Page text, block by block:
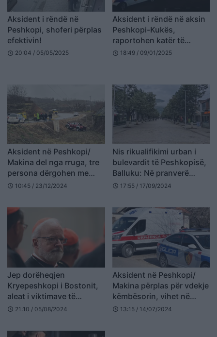
Aksident i rëndë në
Peshkopi, shoferi përplas
efektivin!
schedule 20:04 / 05/05/2025
Aksident i rëndë në aksin
Peshkopi-Kukës,
raportohen katër të
plagosur
schedule 18:49 / 09/01/2025
Aksident në Peshkopi/
Makina del nga rruga, tre
persona dërgohen me
urgjencë në spital
schedule 10:45 / 23/12/2024
Nis rikualifikimi urban i
bulevardit të Peshkopisë,
Balluku: Në pranverë
dorëzojmë edhe pjesën e
schedule 17:55 / 17/09/2024
Jep dorëheqjen
Kryepeshkopi i Bostonit,
aleat i viktimave të
abuzimit seksual
schedule 21:10 / 05/08/2024
Aksident në Peshkopi/
Makina përplas për vdekje
këmbësorin, vihet në
pranga shoferi 29-vjeçar
schedule 13:15 / 14/07/2024